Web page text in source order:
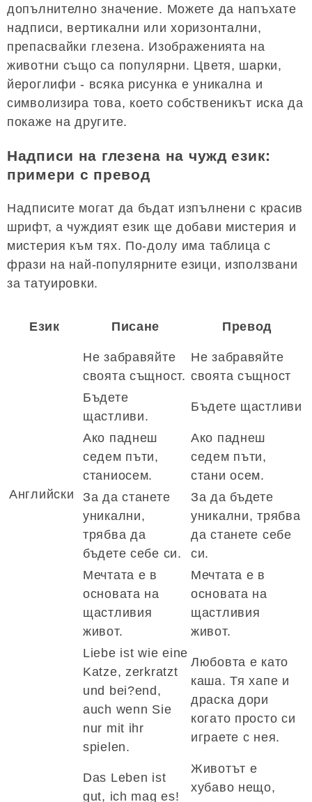
допълнително значение. Можете да напъхате
надписи, вертикални или хоризонтални,
препасвайки глезена. Изображенията на
животни също са популярни. Цветя, шарки,
йероглифи - всяка рисунка е уникална и
символизира това, което собственикът иска да
покаже на другите.
Надписи на глезена на чужд език:
примери с превод
Надписите могат да бъдат изпълнени с красив
шрифт, а чуждият език ще добави мистерия и
мистерия към тях. По-долу има таблица с
фрази на най-популярните езици, използвани
за татуировки.
Език Писане Превод
Английски
Не забравяйте
своята същност.
Не забравяйте
своята същност
Бъдете
щастливи.
Бъдете щастливи
Ако паднеш
седем пъти,
станиосем.
Ако паднеш
седем пъти,
стани осем.
За да станете
уникални,
трябва да
бъдете себе си.
За да бъдете
уникални, трябва
да станете себе
си.
Мечтата е в
основата на
щастливия
живот.
Мечтата е в
основата на
щастливия
живот.
Liebe ist wie eine
Katze, zerkratzt
und bei?end,
auch wenn Sie
nur mit ihr
spielen.
Любовта е като
каша. Тя хапе и
драска дори
когато просто си
играете с нея.
Das Leben ist
gut, ich mag es!
Животът е
хубаво нещо,